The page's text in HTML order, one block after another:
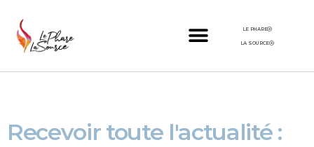
LE PHARE
LA SOURCE
Recevoir toute l'actualité :